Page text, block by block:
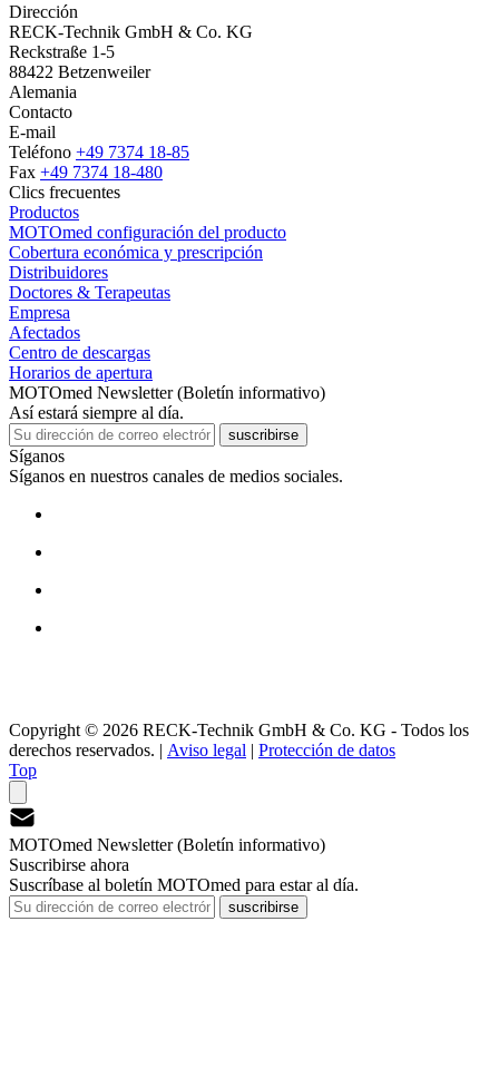
Dirección
RECK-Technik GmbH & Co. KG
Reckstraße 1-5
88422 Betzenweiler
Alemania
Contacto
E-mail
Teléfono +49 7374 18-85
Fax +49 7374 18-480
Clics frecuentes
Productos
MOTOmed configuración del producto
Cobertura económica y prescripción
Distribuidores
Doctores & Terapeutas
Empresa
Afectados
Centro de descargas
Horarios de apertura
MOTOmed Newsletter (Boletín informativo)
Así estará siempre al día.
suscribirse
Síganos
Síganos en nuestros canales de medios sociales.
Copyright © 2026 RECK-Technik GmbH & Co. KG - Todos los
derechos reservados. | Aviso legal | Protección de datos
Top
MOTOmed Newsletter (Boletín informativo)
Suscribirse ahora
Suscríbase al boletín MOTOmed para estar al día.
suscribirse